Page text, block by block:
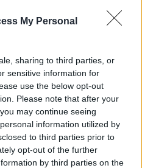
My Personal
sharing to third parties, or
sensitive information for
use the below opt-out
Please note that after your
may continue seeing
information utilized by
to third parties prior to
opt-out of the further
by third parties on the